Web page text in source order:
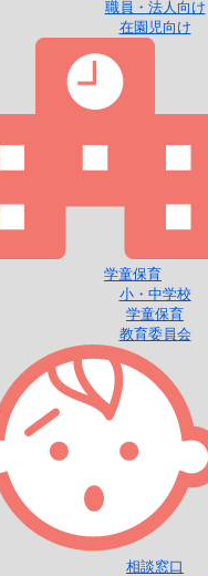
職員・法人向け
在園児向け
学童保育
小・中学校
学童保育
教育委員会
相談窓口